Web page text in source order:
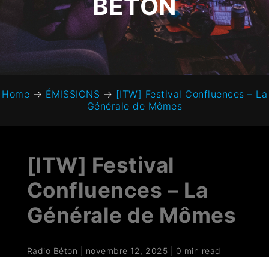
BÉTON
Home → ÉMISSIONS → [ITW] Festival Confluences – La
Générale de Mômes
[ITW] Festival
Confluences – La
Générale de Mômes
Radio Béton novembre 12, 2025 0 min read